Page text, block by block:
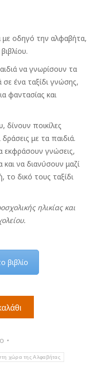
με οδηγό την αλφαβήτα,
να γνωρίσουν τα
ένα ταξίδι γνώσης,
φαντασίας και
δίνουν ποικίλες
με τα παιδιά.
εκφράσουν γνώσεις,
και να διανύσουν μαζί
το δικό τους ταξίδι
ηλικίας και
βιβλίο
στη χώρα της Αλφαβήτας